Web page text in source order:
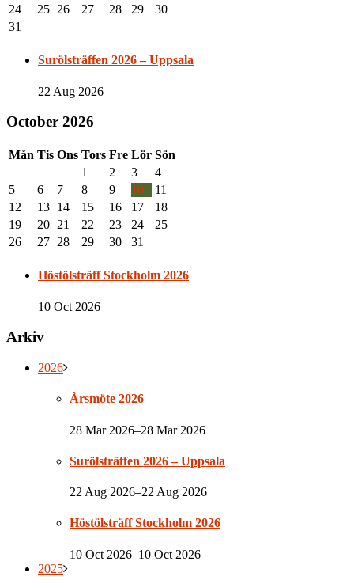
24
25 26 27 28 29
30
31
Surölsträffen 2026 – Uppsala
22 Aug 2026
October 2026
Mån Tis Ons Tors Fre Lör Sön
1
2 3
4
5
6 7 8 9 10
11
12
13 14 15 16 17
18
19
20 21 22 23 24
25
26
27 28 29 30 31
Höstölsträff Stockholm 2026
10 Oct 2026
Arkiv
2026
Årsmöte 2026
28 Mar 2026–28 Mar 2026
Surölsträffen 2026 – Uppsala
22 Aug 2026–22 Aug 2026
Höstölsträff Stockholm 2026
10 Oct 2026–10 Oct 2026
2025